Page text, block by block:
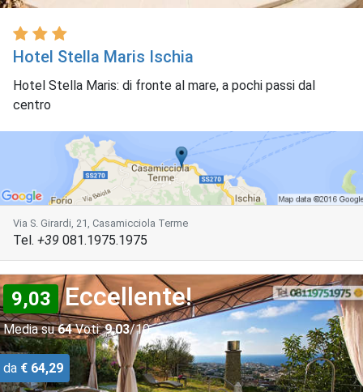
Hotel Stella Maris Ischia
Hotel Stella Maris: di fronte al mare, a pochi passi dal
centro
Via S. Girardi, 21, Casamicciola Terme
Tel. +39 081.1975.1975
9,03 Eccellente!
Media su64Voti: 9,03/10
da € 64,29